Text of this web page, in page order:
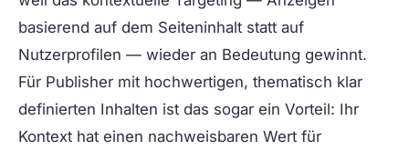
basierend auf dem Seiteninhalt statt auf
Nutzerprofilen — wieder an Bedeutung gewinnt.
Für Publisher mit hochwertigen, thematisch klar
definierten Inhalten ist das sogar ein Vorteil: Ihr
Kontext hat einen nachweisbaren Wert für